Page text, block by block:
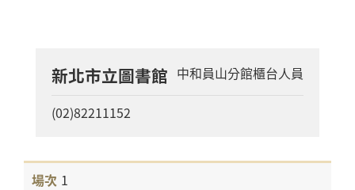
新北市立圖書館 中和員山分館櫃台人員
(02)82211152
1